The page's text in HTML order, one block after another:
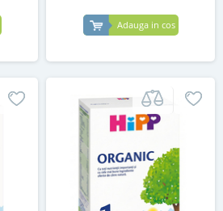
Adauga in cos